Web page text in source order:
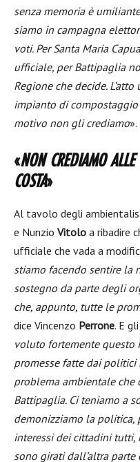
senza memoria è
siamo in campagna
voti. Per Santa Maria
ufficiale, per Battipaglia
Regione che decide.
impianto di
motivo non gli crediamo».
«NON CREDIAMO
COSTA»
Al tavolo degli
e Nunzio Vitolo a ribadire
ufficiale che vada a
stiamo facendo sentire la
sostegno da parte degli
che, appunto, tutte le
dice Vincenzo Perrone. E
voluto fortemente questo
promesse fatte dai
problema ambientale che
Battipaglia. Ci teniamo a
demonizziamo la politica,
interessi dei cittadini
sono girati dall’altra